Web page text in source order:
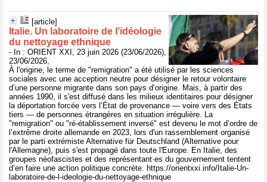
[article]
Italie. Un laboratoire de l’idéologie
du nettoyage ethnique
- In : ORIENT XXI, 23 juin 2026 (23/06/2026),
23/06/2026,
À l'origine, le terme de "remigration" a été utilisé par les sciences
sociales avec une acception neutre pour désigner le retour volontaire
d’une personne migrante dans son pays d’origine. Mais, à partir des
années 1990, il s'est diffusé dans les milieux identitaires pour désigner
la déportation forcée vers l’État de provenance — voire vers des États
tiers — de personnes étrangères en situation irrégulière. La
"remigration" ou "ré-établissement inversé" est devenu le mot d’ordre de
l’extrême droite allemande en 2023, lors d'un rassemblement organisé
par le parti extrémiste Alternative für Deutschland (Alternative pour
l'Allemagne), puis s'est propagé dans toute l'Europe. En Italie, des
groupes néofascistes et des représentant·es du gouvernement tentent
d’en faire une action politique concrète. https://orientxxi.info/Italie-Un-
laboratoire-de-l-ideologie-du-nettoyage-ethnique